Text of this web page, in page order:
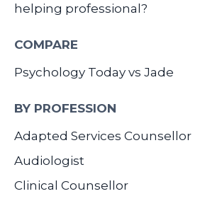
helping professional?
COMPARE
Psychology Today vs Jade
BY PROFESSION
Adapted Services Counsellor
Audiologist
Clinical Counsellor